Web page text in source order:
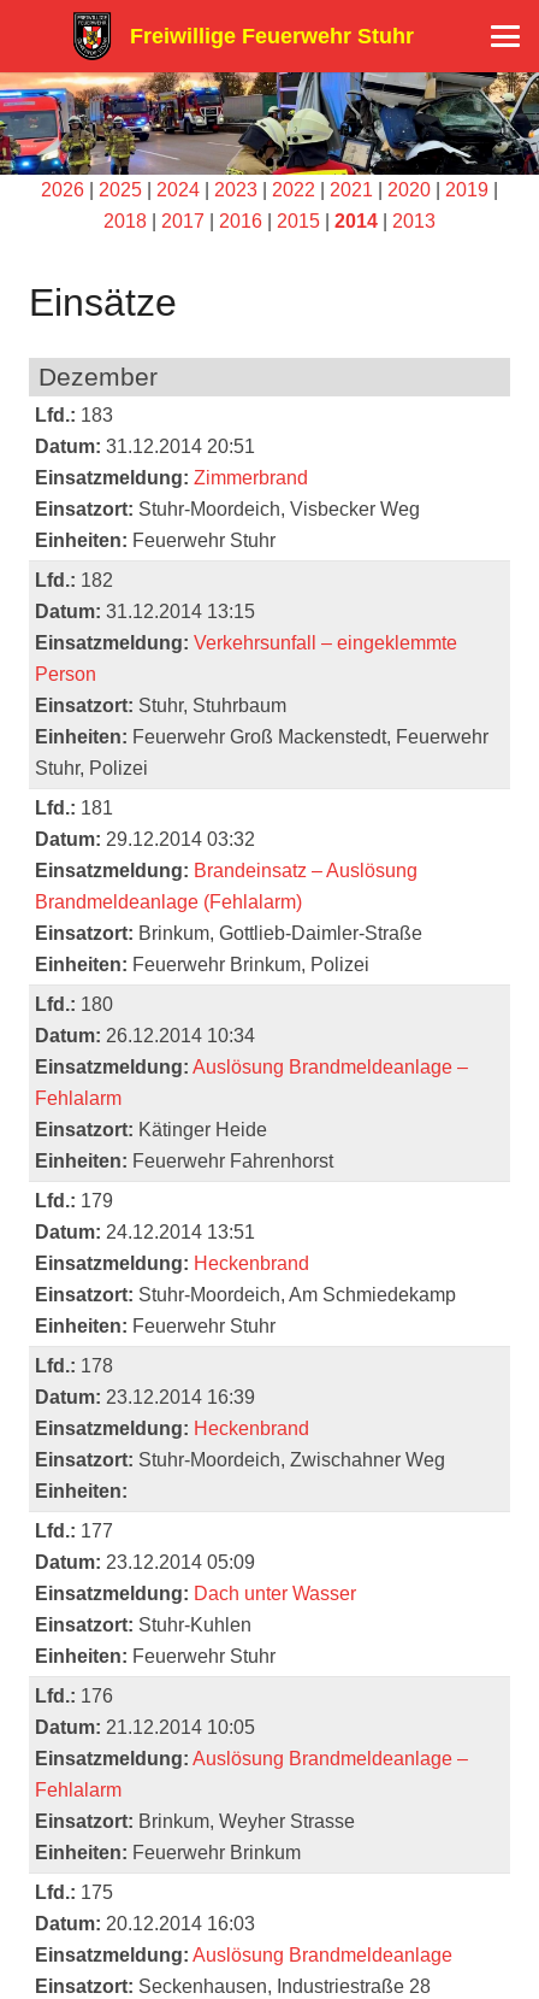
Freiwillige Feuerwehr Stuhr
2026 2025 2024 2023 2022 2021 2020 2019
2018
2017 2016 2015 2014 2013
Einsätze
Dezember
Lfd.: 183
Datum: 31.12.2014 20:51
Einsatzmeldung: Zimmerbrand
Einsatzort: Stuhr-Moordeich, Visbecker Weg
Einheiten: Feuerwehr Stuhr
Lfd.: 182
Datum: 31.12.2014 13:15
Einsatzmeldung: Verkehrsunfall – eingeklemmte
Person
Einsatzort: Stuhr, Stuhrbaum
Einheiten: Feuerwehr Groß Mackenstedt, Feuerwehr
Stuhr, Polizei
Lfd.: 181
Datum: 29.12.2014 03:32
Einsatzmeldung: Brandeinsatz – Auslösung
Brandmeldeanlage (Fehlalarm)
Einsatzort: Brinkum, Gottlieb-Daimler-Straße
Einheiten: Feuerwehr Brinkum, Polizei
Lfd.: 180
Datum: 26.12.2014 10:34
Einsatzmeldung: Auslösung Brandmeldeanlage –
Fehlalarm
Einsatzort: Kätinger Heide
Einheiten: Feuerwehr Fahrenhorst
Lfd.: 179
Datum: 24.12.2014 13:51
Einsatzmeldung: Heckenbrand
Einsatzort: Stuhr-Moordeich, Am Schmiedekamp
Einheiten: Feuerwehr Stuhr
Lfd.: 178
Datum: 23.12.2014 16:39
Einsatzmeldung: Heckenbrand
Einsatzort: Stuhr-Moordeich, Zwischahner Weg
Einheiten:
Lfd.: 177
Datum: 23.12.2014 05:09
Einsatzmeldung: Dach unter Wasser
Einsatzort: Stuhr-Kuhlen
Einheiten: Feuerwehr Stuhr
Lfd.: 176
Datum: 21.12.2014 10:05
Einsatzmeldung: Auslösung Brandmeldeanlage –
Fehlalarm
Einsatzort: Brinkum, Weyher Strasse
Einheiten: Feuerwehr Brinkum
Lfd.: 175
Datum: 20.12.2014 16:03
Einsatzmeldung: Auslösung Brandmeldeanlage
Einsatzort: Seckenhausen, Industriestraße 28